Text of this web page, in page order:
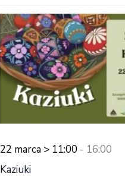
Kaziuki
22 marca > 11:00 - 16:00